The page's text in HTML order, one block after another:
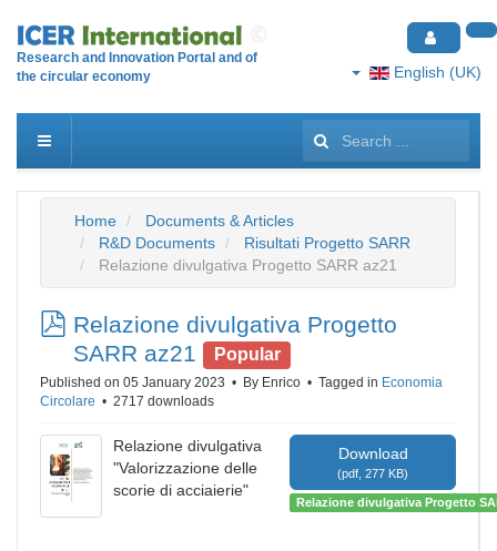
Research and Innovation Portal and of
the circular economy
English (UK)
Search
...
Home
Documents & Articles
R&D Documents
Risultati Progetto SARR
Relazione divulgativa Progetto SARR az21
pdf
Relazione divulgativa Progetto
SARR az21
Popular
Published on 05 January 2023 By Enrico Tagged in Economia
Circolare
2717 downloads
Download
(pdf, 277 KB)
Relazione divulgativa Progetto
Relazione divulgativa
"Valorizzazione delle
scorie di acciaierie"